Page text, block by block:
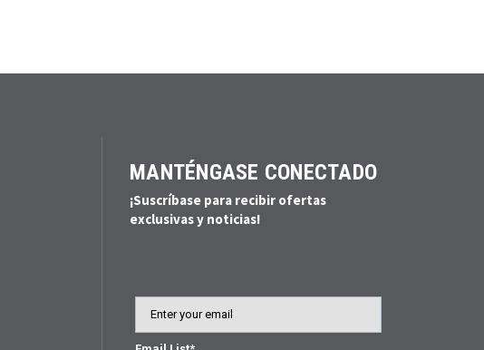
MANTÉNGASE CONECTADO
¡Suscríbase para recibir ofertas
exclusivas y noticias!